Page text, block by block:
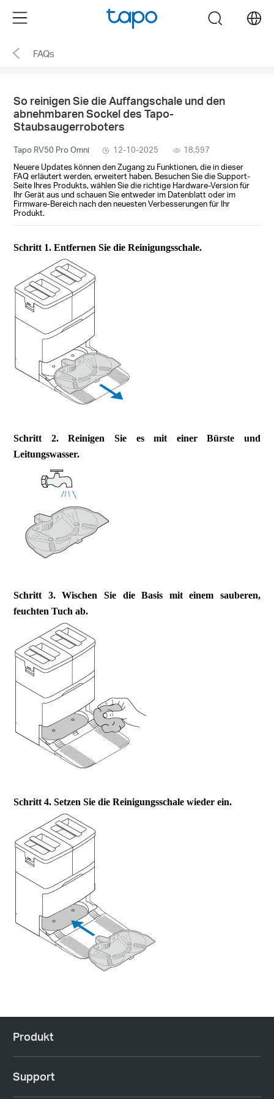
the
navigation
Menu search
FAQs
So reinigen Sie die Auffangschale und den
abnehmbaren Sockel des Tapo-
Staubsaugerroboters
Tapo RV50 Pro Omni 12-10-2025
18,597
Neuere Updates können den Zugang zu Funktionen, die in dieser
FAQ erläutert werden, erweitert haben. Besuchen Sie die Support-
Seite Ihres Produkts, wählen Sie die richtige Hardware-Version für
Ihr Gerät aus und schauen Sie entweder im Datenblatt oder im
Firmware-Bereich nach den neuesten Verbesserungen für Ihr
Produkt.
Schritt 1.Entfernen Sie die Reinigungsschale.
Schritt 2. Reinigen Sie es mit einer Bürste und
Leitungswasser.
Schritt 3. Wischen Sie die Basis mit einem sauberen,
feuchten Tuch ab.
Schritt 4. Setzen Sie die Reinigungsschale wieder ein.
Produkt
Support